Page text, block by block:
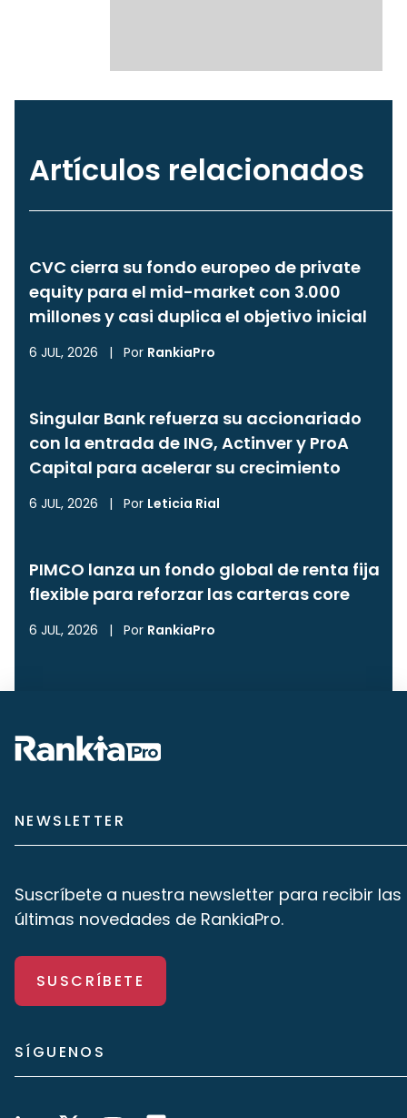
Artículos relacionados
CVC cierra su fondo europeo de private
equity para el mid-market con 3.000
millones y casi duplica el objetivo inicial
6 JUL, 2026 | Por RankiaPro
Singular Bank refuerza su accionariado
con la entrada de ING, Actinver y ProA
Capital para acelerar su crecimiento
6 JUL, 2026 | Por Leticia Rial
PIMCO lanza un fondo global de renta fija
flexible para reforzar las carteras core
6 JUL, 2026 | Por RankiaPro
NEWSLETTER
Suscríbete a nuestra newsletter para recibir las
últimas novedades de RankiaPro.
SUSCRÍBETE
SÍGUENOS